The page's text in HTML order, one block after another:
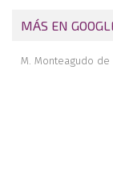
Editorial
Comentario
MÁS EN
M. Monteagudo de